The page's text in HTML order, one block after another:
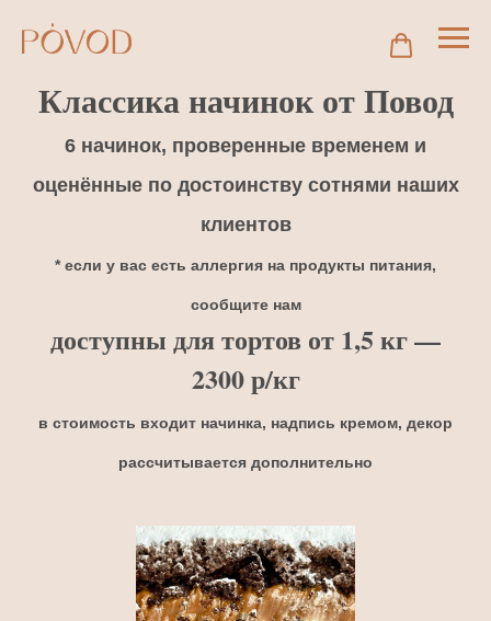
Классика начинок от Повод
6 начинок, проверенные временем и
оценённые по достоинству сотнями наших
клиентов
* если у вас есть аллергия на продукты питания,
сообщите нам
доступны для тортов от 1,5 кг —
2300 р/кг
в стоимость входит начинка, надпись кремом, декор
рассчитывается дополнительно